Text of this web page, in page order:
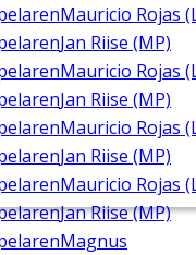
Mauricio Rojas
Jan Riise (MP)
Mauricio Rojas
Jan Riise (MP)
Mauricio Rojas
Jan Riise (MP)
Mauricio Rojas
Jan Riise (MP)
Magnus